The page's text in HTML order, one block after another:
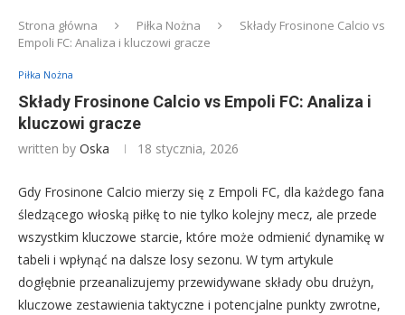
Strona główna Piłka Nożna
Składy Frosinone Calcio vs
Empoli FC: Analiza i kluczowi gracze
Piłka Nożna
Składy Frosinone Calcio vs Empoli FC: Analiza i
kluczowi gracze
written by Oska 18 stycznia, 2026
Gdy Frosinone Calcio mierzy się z Empoli FC, dla każdego fana
śledzącego włoską piłkę to nie tylko kolejny mecz, ale przede
wszystkim kluczowe starcie, które może odmienić dynamikę w
tabeli i wpłynąć na dalsze losy sezonu. W tym artykule
dogłębnie przeanalizujemy przewidywane składy obu drużyn,
kluczowe zestawienia taktyczne i potencjalne punkty zwrotne,